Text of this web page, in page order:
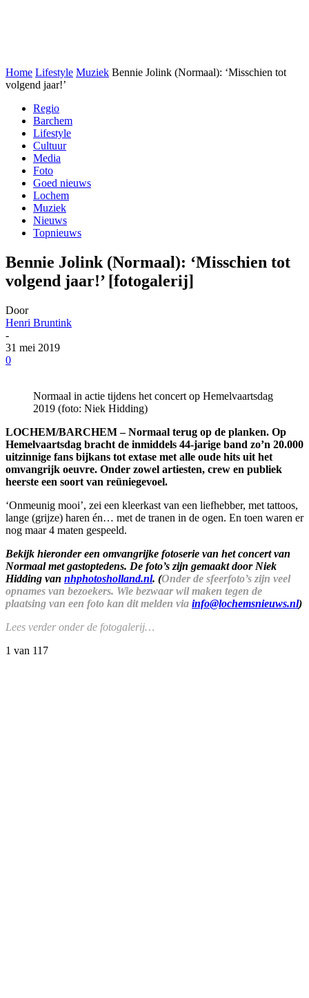
Home Lifestyle Muziek Bennie Jolink (Normaal): ‘Misschien tot
volgend jaar!’
Regio
Barchem
Lifestyle
Cultuur
Media
Foto
Goed nieuws
Lochem
Muziek
Nieuws
Topnieuws
Bennie Jolink (Normaal): ‘Misschien tot
volgend jaar!’ [fotogalerij]
Door
Henri Bruntink
-
31 mei 2019
0
Normaal in actie tijdens het concert op Hemelvaartsdag
2019 (foto: Niek Hidding)
LOCHEM/BARCHEM – Normaal terug op de planken. Op
Hemelvaartsdag bracht de inmiddels 44-jarige band zo’n 20.000
uitzinnige fans bijkans tot extase met alle oude hits uit het
omvangrijk oeuvre. Onder zowel artiesten, crew en publiek
heerste een soort van reüniegevoel.
‘Onmeunig mooi’, zei een kleerkast van een liefhebber, met tattoos,
lange (grijze) haren én… met de tranen in de ogen. En toen waren er
nog maar 4 maten gespeeld.
Bekijk hieronder een omvangrijke fotoserie van het concert van
Normaal met gastoptedens. De foto’s zijn gemaakt door Niek
Hidding van nhphotosholland.nl. (Onder de sfeerfoto’s zijn veel
opnames van bezoekers. Wie bezwaar wil maken tegen de
plaatsing van een foto kan dit melden via info@lochemsnieuws.nl)
Lees verder onder de fotogalerij…
1 van 117